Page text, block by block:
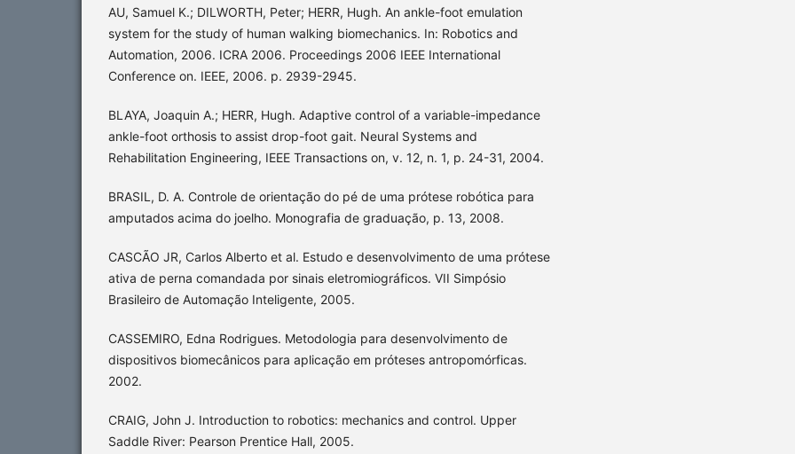
AU, Samuel K.; DILWORTH, Peter; HERR, Hugh. An ankle-foot emulation
system for the study of human walking biomechanics. In: Robotics and
Automation, 2006. ICRA 2006. Proceedings 2006 IEEE International
Conference on. IEEE, 2006. p. 2939-2945.
BLAYA, Joaquin A.; HERR, Hugh. Adaptive control of a variable-impedance
ankle-foot orthosis to assist drop-foot gait. Neural Systems and
Rehabilitation Engineering, IEEE Transactions on, v. 12, n. 1, p. 24-31, 2004.
BRASIL, D. A. Controle de orientação do pé de uma prótese robótica para
amputados acima do joelho. Monografia de graduação, p. 13, 2008.
CASCÃO JR, Carlos Alberto et al. Estudo e desenvolvimento de uma prótese
ativa de perna comandada por sinais eletromiográficos. VII Simpósio
Brasileiro de Automação Inteligente, 2005.
CASSEMIRO, Edna Rodrigues. Metodologia para desenvolvimento de
dispositivos biomecânicos para aplicação em próteses antropomórficas.
2002.
CRAIG, John J. Introduction to robotics: mechanics and control. Upper
Saddle River: Pearson Prentice Hall, 2005.